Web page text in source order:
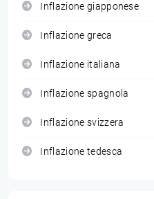
Inflazione giapponese
Inflazione greca
Inflazione italiana
Inflazione spagnola
Inflazione svizzera
Inflazione tedesca